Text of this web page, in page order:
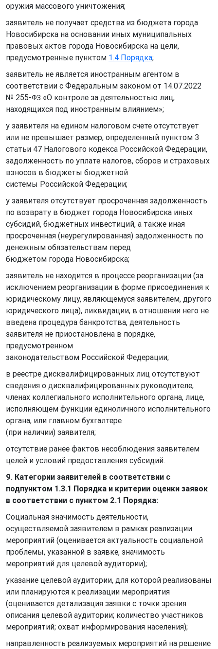
оружия массового уничтожения;
заявитель не получает средства из бюджета города
Новосибирска на основании иных муниципальных
правовых актов города Новосибирска на цели,
предусмотренные пунктом 1.4 Порядка;
заявитель не является иностранным агентом в
соответствии с Федеральным законом от 14.07.2022
№ 255-ФЗ «О контроле за деятельностью лиц,
находящихся под иностранным влиянием»;
у заявителя на едином налоговом счете отсутствует
или не превышает размер, определенный пунктом 3
статьи 47 Налогового кодекса Российской Федерации,
задолженность по уплате налогов, сборов и страховых
взносов в бюджеты бюджетной
системы Российской Федерации;
у заявителя отсутствует просроченная задолженность
по возврату в бюджет города Новосибирска иных
субсидий, бюджетных инвестиций, а также иная
просроченная (неурегулированная) задолженность по
денежным обязательствам перед
бюджетом города Новосибирска;
заявитель не находится в процессе реорганизации (за
исключением реорганизации в форме присоединения к
юридическому лицу, являющемуся заявителем, другого
юридического лица), ликвидации, в отношении него не
введена процедура банкротства, деятельность
заявителя не приостановлена в порядке,
предусмотренном
законодательством Российской Федерации;
в реестре дисквалифицированных лиц отсутствуют
сведения о дисквалифицированных руководителе,
членах коллегиального исполнительного органа, лице,
исполняющем функции единоличного исполнительного
органа, или главном бухгалтере
(при наличии) заявителя;
отсутствие ранее фактов несоблюдения заявителем
целей и условий предоставления субсидий.
9. Категории заявителей в соответствии с
подпунктом 1.3.1 Порядка и критерии оценки заявок
в соответствии с пунктом 2.1 Порядка:
Социальная значимость деятельности,
осуществляемой заявителем в рамках реализации
мероприятий (оценивается актуальность социальной
проблемы, указанной в заявке, значимость
мероприятий для целевой аудитории);
указание целевой аудитории, для которой реализованы
или планируются к реализации мероприятия
(оценивается детализация заявки с точки зрения
описания целевой аудитории; количество участников
мероприятий; охват информирования населения);
направленность реализуемых мероприятий на решение